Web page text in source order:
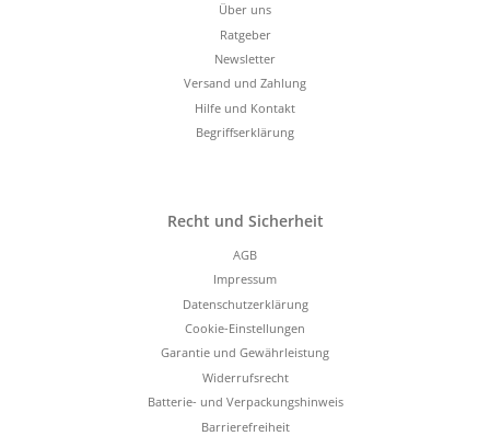
Über uns
Ratgeber
Newsletter
Versand und Zahlung
Hilfe und Kontakt
Begriffserklärung
Recht und Sicherheit
AGB
Impressum
Datenschutzerklärung
Cookie-Einstellungen
Garantie und Gewährleistung
Widerrufsrecht
Batterie- und Verpackungshinweis
Barrierefreiheit